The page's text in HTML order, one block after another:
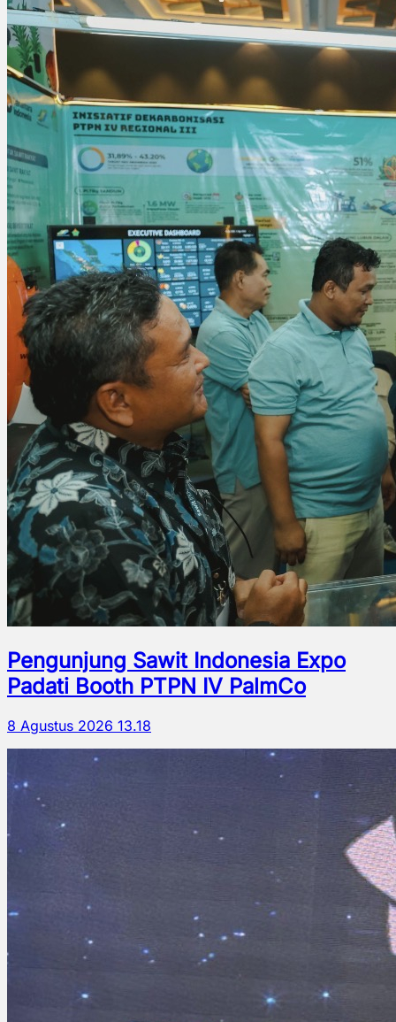
Pengunjung Sawit Indonesia Expo
Padati Booth PTPN IV PalmCo
8 Agustus 2026 13.18